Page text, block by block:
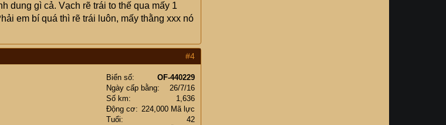
dung gì cả. Vạch rẽ trái to thế qua mấy 1
em bí quá thì rẽ trái luôn, mấy thằng xxx nó
#4
Biển số
OF-440229
Ngày cấp bằng
26/7/16
Số km
1,636
Động cơ
224,000 Mã lực
Tuổi
42